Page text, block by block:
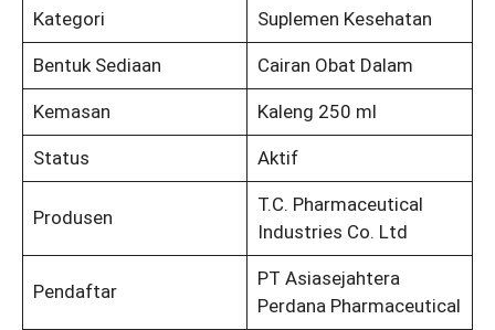
Kategori Suplemen Kesehatan
Bentuk Sediaan Cairan Obat Dalam
Kemasan Kaleng 250 ml
Status Aktif
Produsen
T.C. Pharmaceutical
Industries Co. Ltd
Pendaftar
PT Asiasejahtera
Perdana Pharmaceutical